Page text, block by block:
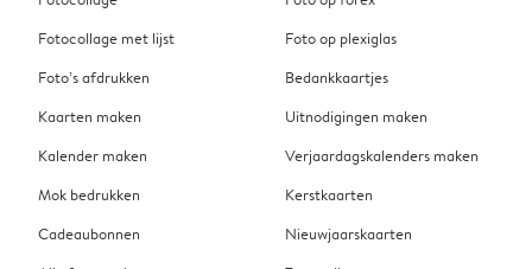
Fotocollage met lijst
Foto’s afdrukken
Kaarten maken
Kalender maken
Mok bedrukken
Cadeaubonnen
Foto op plexiglas
Bedankkaartjes
Uitnodigingen maken
Verjaardagskalenders maken
Kerstkaarten
Nieuwjaarskaarten